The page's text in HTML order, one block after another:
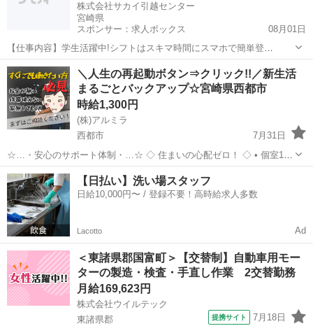
株式会社サカイ引越センター
宮崎県
スポンサー：求人ボックス
08月01日
【仕事内容】 学生活躍中!シフトはスキマ時間にスマホで簡単登
録!PayPay払いも可能です 仕事内容 引越のアシスタント業務 荷造り
などの軽作業 荷物運び・搬出・搬入 …etc まずは先輩スタッフがフォ
ロ...
アルバイト・パート
＼人生の再起動ボタン⇒クリック!!／新生活
まるごとバックアップ☆宮崎県西都市
時給1,300円
(株)アルミラ
西都市
7月31日
☆…・安心のサポート体制・…☆ ◇ 住まいの心配ゼロ！ ◇ • 個室1R
完全無料！ • 即日入寮OK！など ◇ 所持金ゼロでもスタートできる！
◇ • 食費・生活費のサポート • 移動費用...
宮崎 西都市 工場 完全無料
【日払い】洗い場スタッフ
日給10,000円〜 / 登録不要！高時給求人多数
Lacotto Ad
＜東諸県郡国富町＞【交替制】自動車用モー
ターの製造・検査・手直し作業 2交替勤務
月給169,623円
株式会社ウイルテック
東諸県郡
提携サイト 7月18日